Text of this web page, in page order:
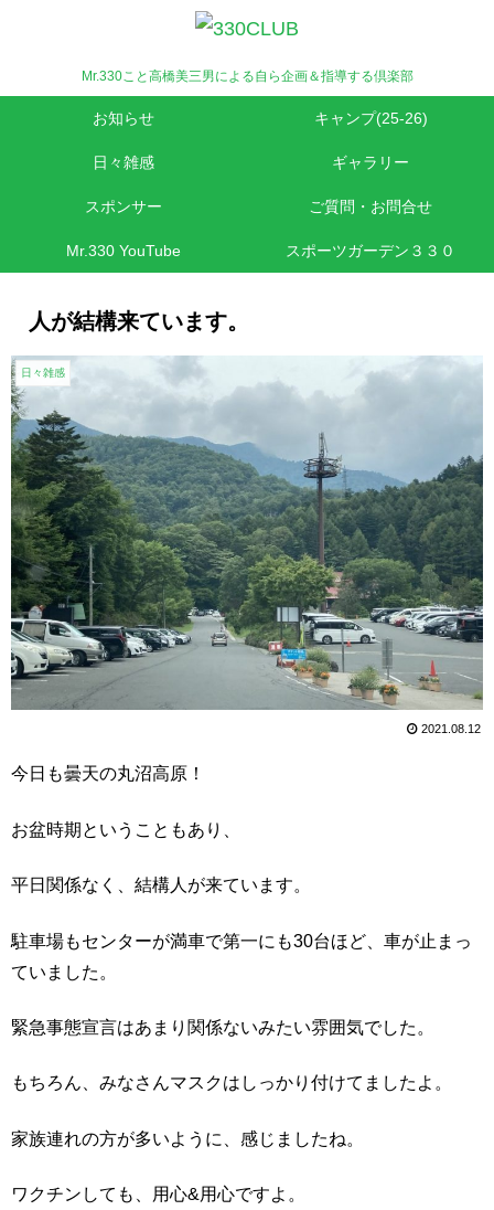
Mr.330こと高橋美三男による自ら企画＆指導する倶楽部
お知らせ キャンプ(25-26)
日々雑感 ギャラリー
スポンサー ご質問・お問合せ
Mr.330 YouTube スポーツガーデン３３０
人が結構来ています。
日々雑感
2021.08.12
今日も曇天の丸沼高原！
お盆時期ということもあり、
平日関係なく、結構人が来ています。
駐車場もセンターが満車で第一にも30台ほど、車が止まっ
ていました。
緊急事態宣言はあまり関係ないみたい雰囲気でした。
もちろん、みなさんマスクはしっかり付けてましたよ。
家族連れの方が多いように、感じましたね。
ワクチンしても、用心&用心ですよ。